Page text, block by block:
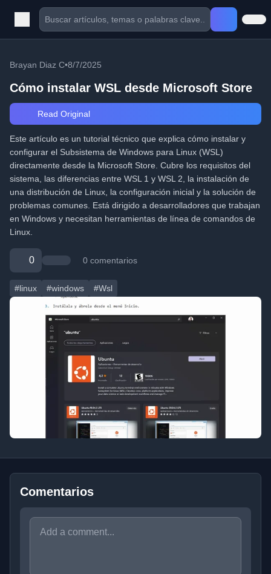
Brayan Diaz C•8/7/2025
Cómo instalar WSL desde Microsoft Store
Read Original
Este artículo es un tutorial técnico que explica cómo instalar y
configurar el Subsistema de Windows para Linux (WSL)
directamente desde la Microsoft Store. Cubre los requisitos del
sistema, las diferencias entre WSL 1 y WSL 2, la instalación de
una distribución de Linux, la configuración inicial y la solución de
problemas comunes. Está dirigido a desarrolladores que trabajan
en Windows y necesitan herramientas de línea de comandos de
Linux.
0 0 comentarios
#linux #windows #Wsl
Comentarios